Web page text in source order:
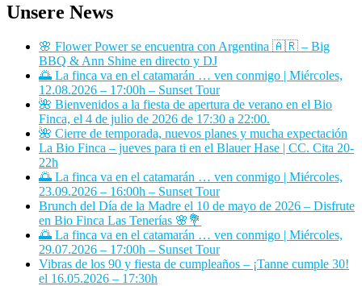
Unsere News
🌸 Flower Power se encuentra con Argentina 🇦🇷 – Big
BBQ & Ann Shine en directo y DJ
🌅 La finca va en el catamarán … ven conmigo | Miércoles,
12.08.2026 – 17:00h – Sunset Tour
🌺 Bienvenidos a la fiesta de apertura de verano en el Bio
Finca, el 4 de julio de 2026 de 17:30 a 22:00.
🌺 Cierre de temporada, nuevos planes y mucha expectación
La Bio Finca – jueves para ti en el Blauer Hase | CC. Cita 20-
22h
🌅 La finca va en el catamarán … ven conmigo | Miércoles,
23.09.2026 – 16:00h – Sunset Tour
Brunch del Día de la Madre el 10 de mayo de 2026 – Disfrute
en Bio Finca Las Tenerías 🌸💐
🌅 La finca va en el catamarán … ven conmigo | Miércoles,
29.07.2026 – 17:00h – Sunset Tour
Vibras de los 90 y fiesta de cumpleaños – ¡Tanne cumple 30!
el 16.05.2026 – 17:30h